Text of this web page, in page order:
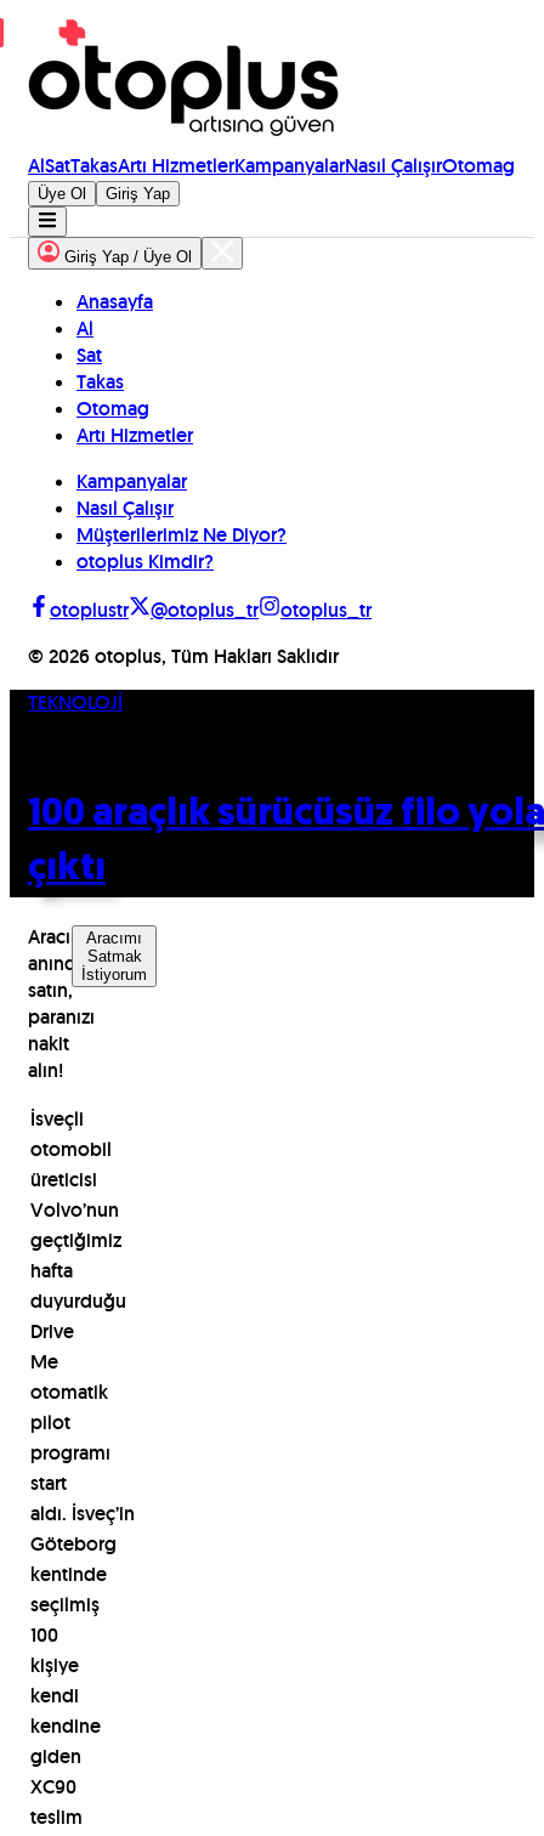
AlSatTakasArtı HizmetlerKampanyalarNasıl ÇalışırOtomag
Üye Ol Giriş Yap
Giriş Yap / Üye Ol
Anasayfa
Al
Sat
Takas
Otomag
Artı Hizmetler
Kampanyalar
Nasıl Çalışır
Müşterilerimiz Ne Diyor?
otoplus Kimdir?
otoplustr
@otoplus_tr
otoplus_tr
© 2026 otoplus, Tüm Hakları Saklıdır
TEKNOLOJİ
100 araçlık sürücüsüz filo yola
çıktı
Aracınızı
anında
satın,
paranızı
nakit
alın!
Aracımı
Satmak
İstiyorum
İsveçli
otomobil
üreticisi
Volvo’nun
geçtiğimiz
hafta
duyurduğu
Drive
Me
otomatik
pilot
programı
start
aldı. İsveç’in
Göteborg
kentinde
seçilmiş
100
kişiye
kendi
kendine
giden
XC90
teslim